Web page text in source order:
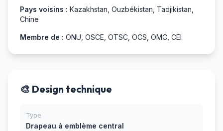
Pays voisins : Kazakhstan, Ouzbékistan, Tadjikistan,
Chine
Membre de : ONU, OSCE, OTSC, OCS, OMC, CEI
🎨 Design technique
Type
Drapeau à emblème central